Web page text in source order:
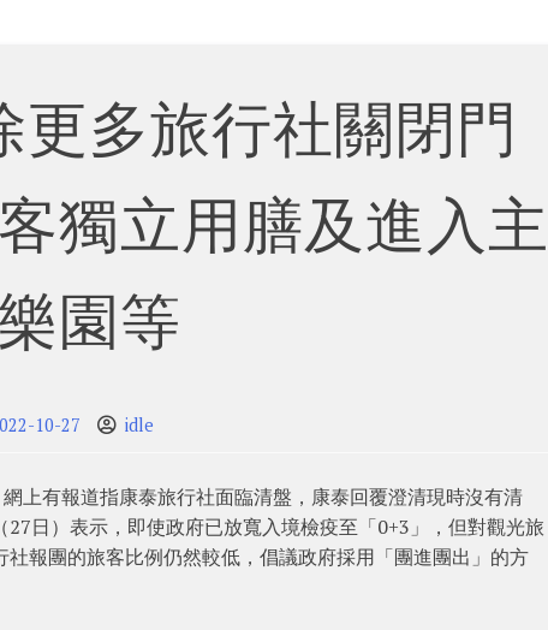
更多旅行社關閉門
獨立用膳及進入主
園等
10-27 idle
上有報道指康泰旅行社面臨清盤，康泰回覆澄清現時沒有清
日）表示，即使政府已放寬入境檢疫至「0+3」，但對觀光旅
報團的旅客比例仍然較低，倡議政府採用「團進團出」的方